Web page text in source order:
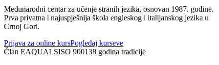
Međunarodni centar za učenje stranih jezika, osnovan 1987. godine.
Prva privatna i najuspješnija škola engleskog i italijanskog jezika u
Crnoj Gori.
Prijava za online kursPogledaj kurseve
Član EAQUALSISO 900138 godina tradicije